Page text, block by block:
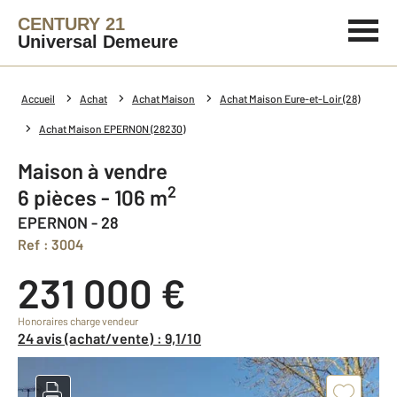
CENTURY 21
Universal Demeure
Accueil Achat Achat Maison Achat Maison Eure-et-Loir (28)
Achat Maison EPERNON (28230)
Maison à vendre
6 pièces - 106 m2
EPERNON - 28
Ref : 3004
231 000 €
Honoraires charge vendeur
24 avis (achat/vente) : 9,1/10